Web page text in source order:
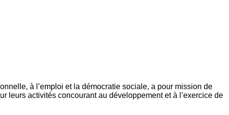
à l’emploi et la démocratie sociale, a pour mission de
leurs activités concourant au développement et à l’exercice de